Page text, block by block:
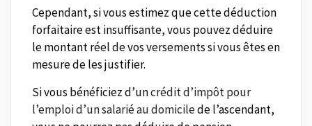
Cependant, si vous estimez que cette déduction
forfaitaire est insuffisante, vous pouvez déduire
le montant réel de vos versements si vous êtes en
mesure de les justifier.
Si vous bénéficiez d’uncrédit d’impôt pour
l’emploi d’un salarié au domicilede l’ascendant,